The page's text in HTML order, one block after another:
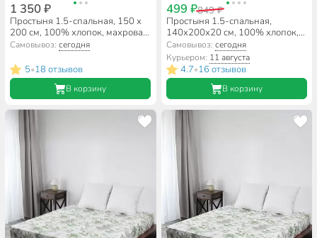
1 350 ₽
Простыня 1.5-спальная, 150 х
200 см, 100% хлопок, махровая,
350 г/м2, бежевая, 104,
Самовывоз:сегодня
5•18 отзывов
В корзину
499 ₽849 ₽
Простыня 1.5-спальная,
140х200х20 см, 100% хлопок,
трикотаж, коралловая, на
резинке, Silvano, Радуга
Самовывоз: сегодня
Курьером: 11 августа
4.7•16 отзывов
В корзину